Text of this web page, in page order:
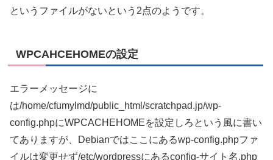
というファイルがないという2点のようです。
WPCAHCEHOMEの設定
エラーメッセージに
は/home/cfumylmd/public_html/scratchpad.jp/wp-
config.phpにWPCACHEHOMEを設定しろという風に書い
てありますが、Debianではここにあるwp-config.phpファ
イルは変更せず/etc/wordpressにあるconfig-サイト名.php